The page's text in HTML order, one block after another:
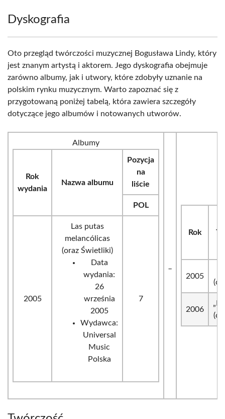
Dyskografia
Oto przegląd twórczości muzycznej Bogusława Lindy, który
jest znanym artystą i aktorem. Jego dyskografia obejmuje
zarówno albumy, jak i utwory, które zdobyły uznanie na
polskim rynku muzycznym. Warto zapoznać się z
przygotowaną poniżej tabelą, która zawiera szczegóły
dotyczące jego albumów i notowanych utworów.
Albumy
Rok
wydania
Nazwa albumu
Pozycja
na
liście
POL
2005
Las putas
melancólicas
(oraz Świetliki)
Data
wydania:
26
września
2005
Wydawca:
Universal
Music
Polska
7
Rok
2005
2006